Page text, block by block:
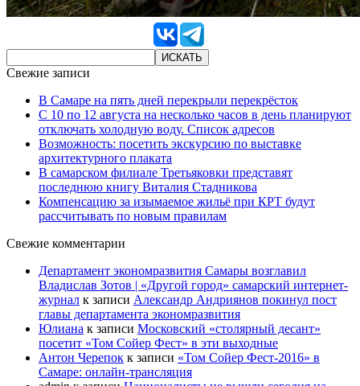
Свежие записи
В Самаре на пять дней перекрыли перекрёсток
С 10 по 12 августа на несколько часов в день планируют
отключать холодную воду. Список адресов
Возможность: посетить экскурсию по выставке
архитектурного плаката
В самарском филиале Третьяковки представят
последнюю книгу Виталия Стадникова
Компенсацию за изымаемое жильё при КРТ будут
рассчитывать по новым правилам
Свежие комментарии
Департамент экономразвития Самары возглавил
Владислав Зотов | «Другой город» самарский интернет-
журнал к записи Александр Андриянов покинул пост
главы департамента экономразвития
Юлиана к записи Московский «столярный десант»
посетит «Том Сойер Фест» в эти выходные
Антон Черепок к записи «Том Сойер Фест-2016» в
Самаре: онлайн-трансляция